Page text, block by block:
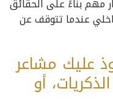
عندما تتوقف عن
عليك مشاعر
أو